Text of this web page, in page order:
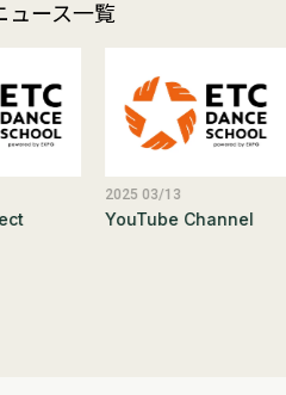
ュース一覧
2025 03/13
YouTube Channel